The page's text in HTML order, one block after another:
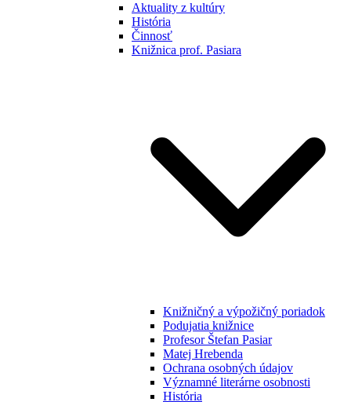
Aktuality z kultúry
História
Činnosť
Knižnica prof. Pasiara
Knižničný a výpožičný poriadok
Podujatia knižnice
Profesor Štefan Pasiar
Matej Hrebenda
Ochrana osobných údajov
Významné literárne osobnosti
História